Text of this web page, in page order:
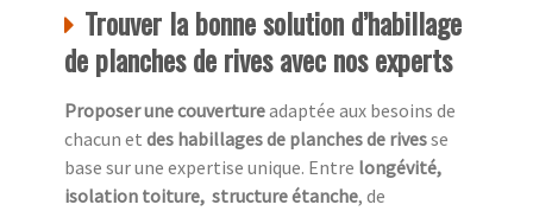
Trouver la bonne solution d’habillage
de planches de rives avec nos experts
Proposer une couvertureadaptée aux besoins de
chacun et des habillages de planches de rivesse
base sur une expertise unique. Entre longévité,
isolation toiture, structure étanche, de